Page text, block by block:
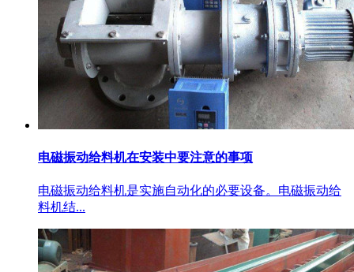
电磁振动给料机在安装中要注意的事项
电磁振动给料机是实施自动化的必要设备。电磁振动给
料机结...